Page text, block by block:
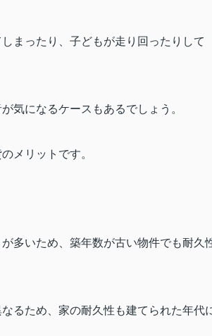
まったり、子どもが走り回ったりして
気になるケースもあるでしょう。
メリットです。
多いため、築年数が古い物件でも耐久
るため、家の耐久性も建てられた年代